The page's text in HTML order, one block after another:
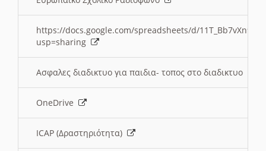
https://docs.google.com/spreadsheets/d/
usp=sharing
Ασφαλες διαδικτυο για παιδια- τοπος στο διαδικτυο
OneDrive
ICAP (Δραστηριότητα)